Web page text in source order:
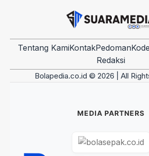
Tentang KamiKontakPedoman
Redaksi
Bolapedia.co.id © 2026 | All
MEDIA PARTNERS